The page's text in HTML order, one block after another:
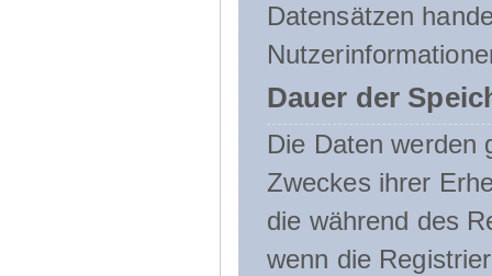
Datensätzen
Dauer der
Die Daten werden
Zweckes ihrer
die während des
wenn die